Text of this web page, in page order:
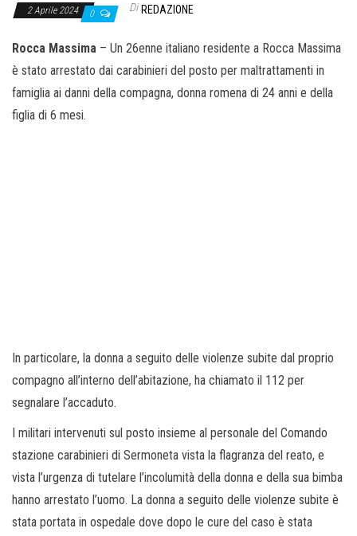
2 Aprile 2024 0 Di REDAZIONE
Rocca Massima – Un 26enne italiano residente a Rocca Massima
è stato arrestato dai carabinieri del posto per maltrattamenti in
famiglia ai danni della compagna, donna romena di 24 anni e della
figlia di 6 mesi.
In particolare, la donna a seguito delle violenze subite dal proprio
compagno all’interno dell’abitazione, ha chiamato il 112 per
segnalare l’accaduto.
I militari intervenuti sul posto insieme al personale del Comando
stazione carabinieri di Sermoneta vista la flagranza del reato, e
vista l’urgenza di tutelare l’incolumità della donna e della sua bimba
hanno arrestato l’uomo. La donna a seguito delle violenze subite è
stata portata in ospedale dove dopo le cure del caso è stata